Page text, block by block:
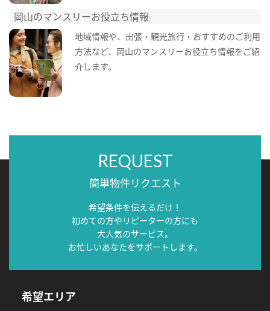
岡山のマンスリーお役立ち情報
地域情報や、出張・観光旅行・おすすめのご利用
方法など、岡山のマンスリーお役立ち情報をご紹
介します。
REQUEST
簡単物件リクエスト
希望条件を伝えるだけ！
初めての方やリピーターの方にも
大人気のサービス。
お忙しいあなたをサポートします。
希望エリア